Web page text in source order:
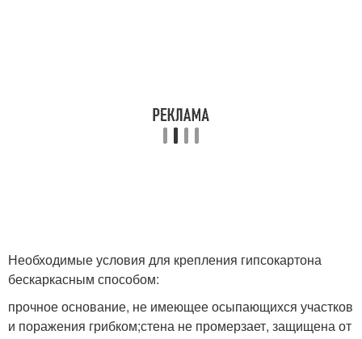
Необходимые условия для крепления гипсокартона
бескаркасным способом:
прочное основание, не имеющее осыпающихся участков
и поражения грибком;стена не промерзает, защищена от